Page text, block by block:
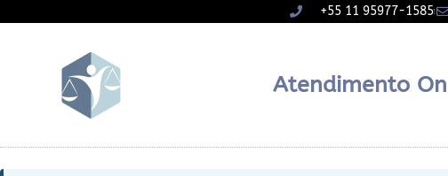
+55 11 95977-1585
Atendimento